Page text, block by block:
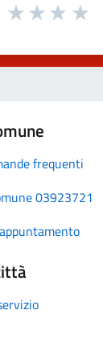
frequenti
03923721